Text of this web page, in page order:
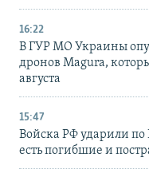
16:22
В ГУР МО Украины
дронов Magura,
августа
15:47
Войска РФ ударили по
есть погибшие и